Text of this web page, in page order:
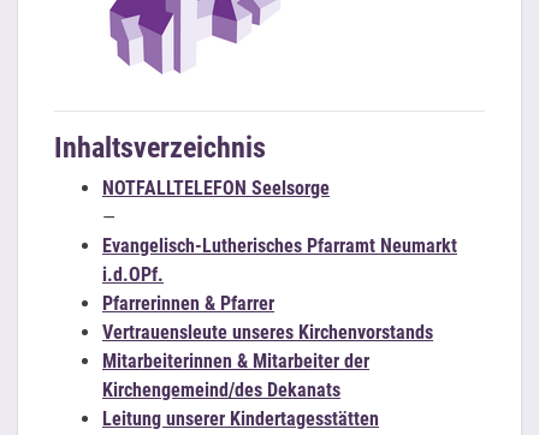
Inhaltsverzeichnis
NOTFALLTELEFON Seelsorge
—
Evangelisch-Lutherisches Pfarramt Neumarkt
i.d.OPf.
Pfarrerinnen & Pfarrer
Vertrauensleute unseres Kirchenvorstands
Mitarbeiterinnen & Mitarbeiter der
Kirchengemeind/des Dekanats
Leitung unserer Kindertagesstätten